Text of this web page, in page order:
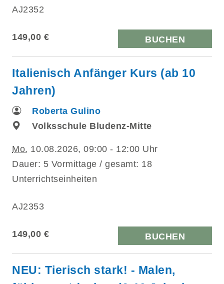
AJ2352
149,00 € BUCHEN
Italienisch Anfänger Kurs (ab 10
Jahren)
Roberta Gulino
Volksschule Bludenz-Mitte
Mo. 10.08.2026, 09:00 - 12:00 Uhr
Dauer: 5 Vormittage / gesamt: 18
Unterrichtseinheiten
AJ2353
149,00 € BUCHEN
NEU: Tierisch stark! - Malen,